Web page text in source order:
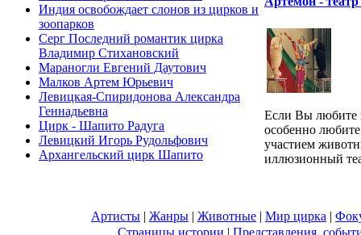
Индия освобождает слонов из цирков и
зоопарков
Серг Последний романтик цирка
Владимир Стихановский
Мараногли Евгений Даутович
Малков Артем Юрьевич
Левицкая-Спиридонова Александра
Геннадьевна
Цирк - Шапито Радуга
Левицкий Игорь Рудольфович
Архангельский цирк Шапито
Если Вы любите
особенно
участием
иллюзионный
Артисты | Жанры | Животные | Мир цирка |